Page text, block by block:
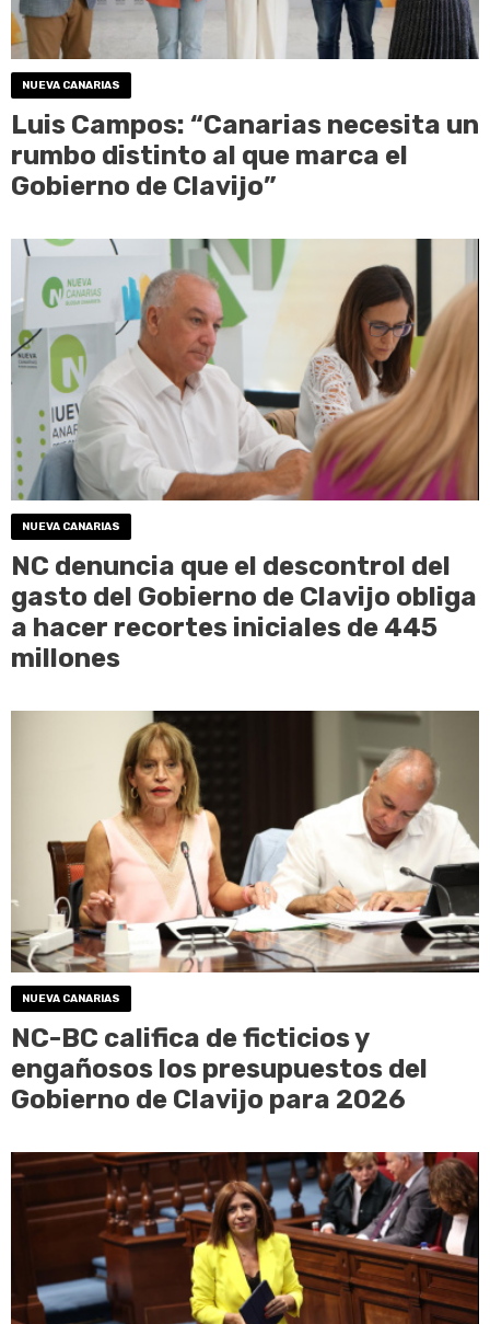
NUEVA CANARIAS
Luis Campos: “Canarias necesita un
rumbo distinto al que marca el
Gobierno de Clavijo”
NUEVA CANARIAS
NC denuncia que el descontrol del
gasto del Gobierno de Clavijo obliga
a hacer recortes iniciales de 445
millones
NUEVA CANARIAS
NC-BC califica de ficticios y
engañosos los presupuestos del
Gobierno de Clavijo para 2026